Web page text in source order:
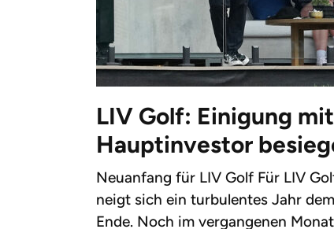
LIV Golf: Einigung mit
Hauptinvestor
Neuanfang für LIV Golf Für LIV
neigt sich ein turbulentes Jahr dem
Ende. Noch im vergangenen Monat